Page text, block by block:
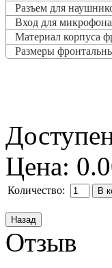
Разъем для
Вход для микрофона
Материал корпуса
Размеры
Цена:
Количество:
Отзыв